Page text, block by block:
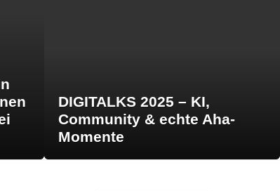
DIGITALKS 2025 – KI,
Community & echte Aha-
Momente